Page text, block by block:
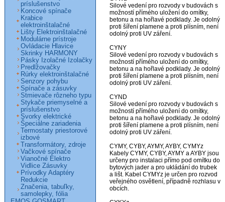
Silové vedení pro rozvody v budovách s
možností přímého uložení do omítky,
betonu a na hořlavé podklady. Je odolný
proti šíření plamene a proti plísním, není
odolný proti UV záření.
CYNY
Silové vedení pro rozvody v budovách s
možností přímého uložení do omítky,
betonu a na hořlavé podklady. Je odolný
proti šíření plamene a proti plísním, není
odolný proti UV záření.
CYND
Silové vedení pro rozvody v budovách s
možností přímého uložení do omítky,
betonu a na hořlavé podklady. Je odolný
proti šíření plamene a proti plísním, není
odolný proti UV záření.
CYMY, CYBY, AYMY, AYBY, CYMYz
Kabely CYMY, CYBY, AYMY a AYBY jsou
určeny pro instalaci přímo pod omítku do
bytových jader a pro ukládání do trubek
a lišt. Kabel CYMYz je určen pro rozvod
veřejného osvětlení, případně rozhlasu v
obcích.
príslušenstvo
Koncové spínače
Krabice
elektroinštalačné
Lišty Elektroinštalačné
Modulárne prístroje
Ovládacie Hlavice
Skrinky HARMONY
Pásky Izolačné Izolačky
Predlžovačky
Rúrky elektroinštalačné
Senzory pohybu
Spínače a zásuvky
Stmievače rôzneho typu
Stykače priemyselné a
príslušenstvo
Svorky elektrické
Špeciálne zariadenia
Termostaty priestorové
izbové
Transformátory, zdroje
Vačkové spínače
Vianočné Elektro
Vidlice Zásuvky
Prívodky Adaptéry
Redukcie
Značenia, tabuľky,
samolepky, fólia